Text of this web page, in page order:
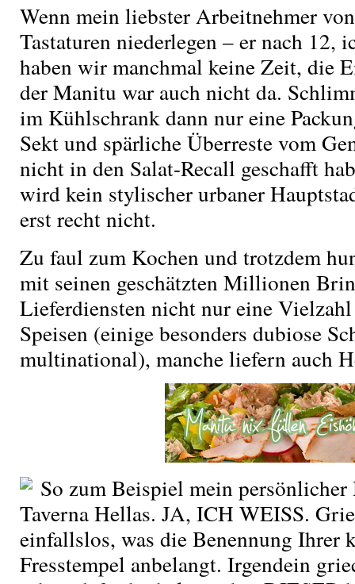
Wenn mein liebster Arbeitnehmer
Tastaturen niederlegen – er nach 12,
haben wir manchmal keine Zeit, die
der Manitu war auch nicht da.
im Kühlschrank dann nur eine
Sekt und spärliche Überreste vom
nicht in den Salat-Recall geschafft
wird kein stylischer urbaner
erst recht nicht.
Zu faul zum Kochen und trotzdem
mit seinen geschätzten Millionen
Lieferdiensten nicht nur eine
Speisen (einige besonders dubiose
multinational), manche liefern auch
So zum Beispiel mein
Taverna Hellas. JA, ICH WEISS.
einfallslos, was die Benennung Ihrer
Fresstempel anbelangt. Irgendein